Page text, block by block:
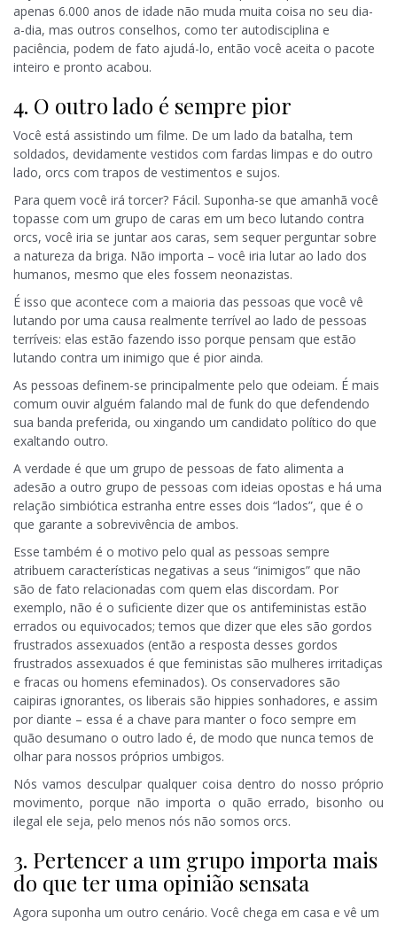
apenas 6.000 anos de idade não muda muita coisa no seu dia-
a-dia, mas outros conselhos, como ter autodisciplina e
paciência, podem de fato ajudá-lo, então você aceita o pacote
inteiro e pronto acabou.
4. O outro lado é sempre pior
Você está assistindo um filme. De um lado da batalha, tem
soldados, devidamente vestidos com fardas limpas e do outro
lado, orcs com trapos de vestimentos e sujos.
Para quem você irá torcer? Fácil. Suponha-se que amanhã você
topasse com um grupo de caras em um beco lutando contra
orcs, você iria se juntar aos caras, sem sequer perguntar sobre
a natureza da briga. Não importa – você iria lutar ao lado dos
humanos, mesmo que eles fossem neonazistas.
É isso que acontece com a maioria das pessoas que você vê
lutando por uma causa realmente terrível ao lado de pessoas
terríveis: elas estão fazendo isso porque pensam que estão
lutando contra um inimigo que é pior ainda.
As pessoas definem-se principalmente pelo que odeiam. É mais
comum ouvir alguém falando mal de funk do que defendendo
sua banda preferida, ou xingando um candidato político do que
exaltando outro.
A verdade é que um grupo de pessoas de fato alimenta a
adesão a outro grupo de pessoas com ideias opostas e há uma
relação simbiótica estranha entre esses dois “lados”, que é o
que garante a sobrevivência de ambos.
Esse também é o motivo pelo qual as pessoas sempre
atribuem características negativas a seus “inimigos” que não
são de fato relacionadas com quem elas discordam. Por
exemplo, não é o suficiente dizer que os antifeministas estão
errados ou equivocados; temos que dizer que eles são gordos
frustrados assexuados (então a resposta desses gordos
frustrados assexuados é que feministas são mulheres irritadiças
e fracas ou homens efeminados). Os conservadores são
caipiras ignorantes, os liberais são hippies sonhadores, e assim
por diante – essa é a chave para manter o foco sempre em
quão desumano o outro lado é, de modo que nunca temos de
olhar para nossos próprios umbigos.
Nós vamos desculpar qualquer coisa dentro do nosso próprio
movimento, porque não importa o quão errado, bisonho ou
ilegal ele seja, pelo menos nós não somos orcs.
3. Pertencer a um grupo importa mais
do que ter uma opinião sensata
Agora suponha um outro cenário. Você chega em casa e vê um